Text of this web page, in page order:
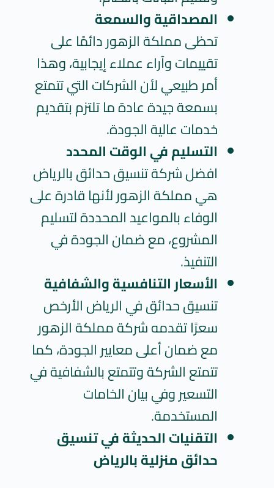
المصداقية والسمعة
تحظى مملكة الزهور دائمًا على
تقييمات وآراء عملاء إيجابية، وهذا
أمر طبيعي لأن الشركات التي تتمتع
بسمعة جيدة عادة ما تلتزم بتقديم
خدمات عالية الجودة.
التسليم في الوقت المحدد
افضل شركة تنسيق حدائق بالرياض
هي مملكة الزهور لأنها قادرة على
الوفاء بالمواعيد المحددة لتسليم
المشروع، مع ضمان الجودة في
التنفيذ.
الأسعار التنافسية والشفافية
تنسيق حدائق في الرياضالأرخص
سعرًا تقدمه شركة مملكة الزهور
مع ضمان أعلى معايير الجودة، كما
تتمتع الشركة وتتمتع بالشفافية في
التسعير وفي بيان الخامات
المستخدمة.
التقنيات الحديثة فيتنسيق
حدائق منزلية بالرياض